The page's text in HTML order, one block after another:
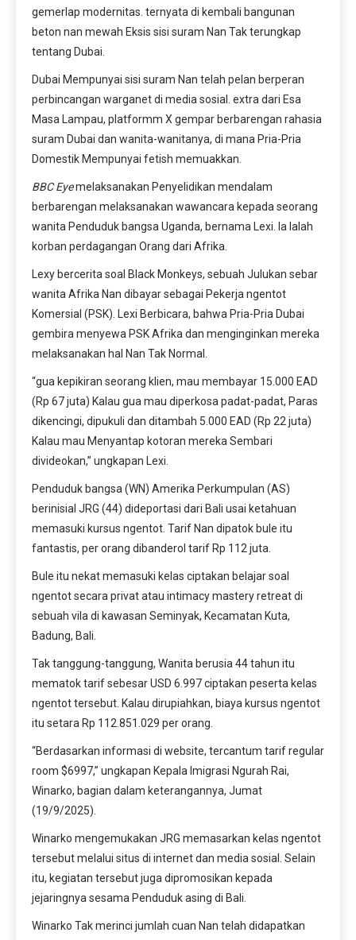
gemerlap modernitas. ternyata di kembali bangunan
beton nan mewah Eksis sisi suram Nan Tak terungkap
tentang Dubai.
Dubai Mempunyai sisi suram Nan telah pelan berperan
perbincangan warganet di media sosial. extra dari Esa
Masa Lampau, platformm X gempar berbarengan rahasia
suram Dubai dan wanita-wanitanya, di mana Pria-Pria
Domestik Mempunyai fetish memuakkan.
BBC Eyemelaksanakan Penyelidikan mendalam
berbarengan melaksanakan wawancara kepada seorang
wanita Penduduk bangsa Uganda, bernama Lexi. Ia Ialah
korban perdagangan Orang dari Afrika.
Lexy bercerita soal Black Monkeys, sebuah Julukan sebar
wanita Afrika Nan dibayar sebagai Pekerja ngentot
Komersial (PSK). Lexi Berbicara, bahwa Pria-Pria Dubai
gembira menyewa PSK Afrika dan menginginkan mereka
melaksanakan hal Nan Tak Normal.
“gua kepikiran seorang klien, mau membayar 15.000 EAD
(Rp 67 juta) Kalau gua mau diperkosa padat-padat, Paras
dikencingi, dipukuli dan ditambah 5.000 EAD (Rp 22 juta)
Kalau mau Menyantap kotoran mereka Sembari
divideokan,” ungkapan Lexi.
Penduduk bangsa (WN) Amerika Perkumpulan (AS)
berinisial JRG (44) dideportasi dari Bali usai ketahuan
memasuki kursus ngentot. Tarif Nan dipatok bule itu
fantastis, per orang dibanderol tarif Rp 112 juta.
Bule itu nekat memasuki kelas ciptakan belajar soal
ngentot secara privat atau intimacy mastery retreat di
sebuah vila di kawasan Seminyak, Kecamatan Kuta,
Badung, Bali.
Tak tanggung-tanggung, Wanita berusia 44 tahun itu
mematok tarif sebesar USD 6.997 ciptakan peserta kelas
ngentot tersebut. Kalau dirupiahkan, biaya kursus ngentot
itu setara Rp 112.851.029 per orang.
“Berdasarkan informasi di website, tercantum tarif regular
room $6997,” ungkapan Kepala Imigrasi Ngurah Rai,
Winarko, bagian dalam keterangannya, Jumat
(19/9/2025).
Winarko mengemukakan JRG memasarkan kelas ngentot
tersebut melalui situs di internet dan media sosial. Selain
itu, kegiatan tersebut juga dipromosikan kepada
jejaringnya sesama Penduduk asing di Bali.
Winarko Tak merinci jumlah cuan Nan telah didapatkan